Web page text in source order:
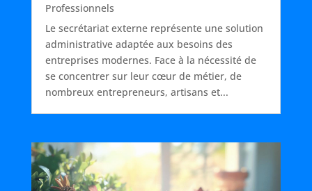
Professionnels
Le secrétariat externe représente une solution
administrative adaptée aux besoins des
entreprises modernes. Face à la nécessité de
se concentrer sur leur cœur de métier, de
nombreux entrepreneurs, artisans et...